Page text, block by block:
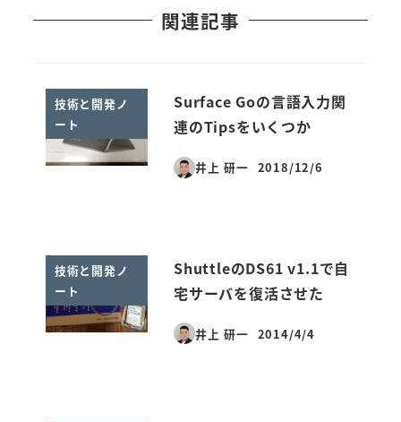
関連記事
技術と開発ノ
ート
Surface Goの言語入力関
連のTipsをいくつか
井上 研一
投稿日
2018/12/6
技術と開発ノ
ート
ShuttleのDS61 v1.1で自
宅サーバを復活させた
井上 研一
投稿日
2014/4/4